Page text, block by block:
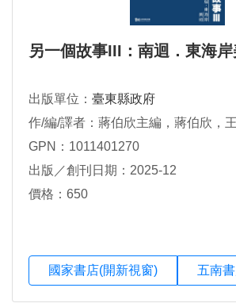
另一個故事III：南迴．東海
出版單位： 臺東縣政府
作/編/譯者：蔣伯欣主編，蔣伯欣，
GPN：1011401270
出版／創刊日期：2025-12
價格：650
國家書店(開新視窗) 五南